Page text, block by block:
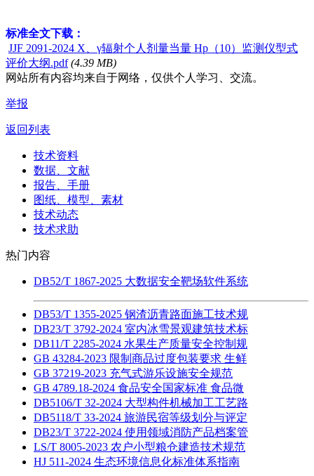
标准全文下载：
JJF 2091-2024 X、γ辐射个人剂量当量 Hp（10）监测仪型式
评价大纲.pdf (4.39 MB)
网站所有内容均来自于网络，仅供个人学习、交流。
举报
返回列表
技术资料
数据、文献
报告、手册
图纸、模型、素材
技术动态
技术求助
热门内容
DB52/T 1867-2025 大数据安全靶场软件系统
DB53/T 1355-2025 钢渣沥青路面施工技术规
DB23/T 3792-2024 室内冰雪景观建筑技术标
DB11/T 2285-2024 水果生产质量安全控制规
GB 43284-2023 限制商品过度包装要求 生鲜
GB 37219-2023 充气式游乐设施安全规范
GB 4789.18-2024 食品安全国家标准 食品微
DB5106/T 32-2024 大型构件机械加工工艺路
DB5118/T 33-2024 旅游民宿等级划分与评定
DB23/T 3722-2024 使用领域消防产品档案管
LS/T 8005-2023 农户小型粮仓建造技术规范
HJ 511-2024 生态环境信息化标准体系指南